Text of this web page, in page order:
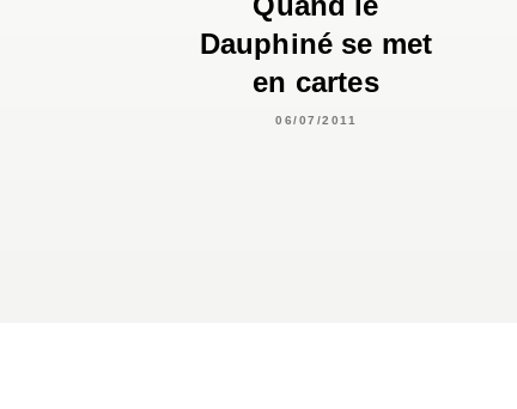
Dauphiné se met
en cartes
06/07/2011